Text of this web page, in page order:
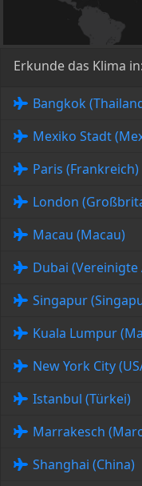
Erkunde das Klima in:
Bangkok
Mexiko Stadt
Paris (Frankreich)
London
Macau (Macau)
Dubai
Singapur
Kuala Lumpur
New York City
Istanbul (Türkei)
Marrakesch
Shanghai (China)